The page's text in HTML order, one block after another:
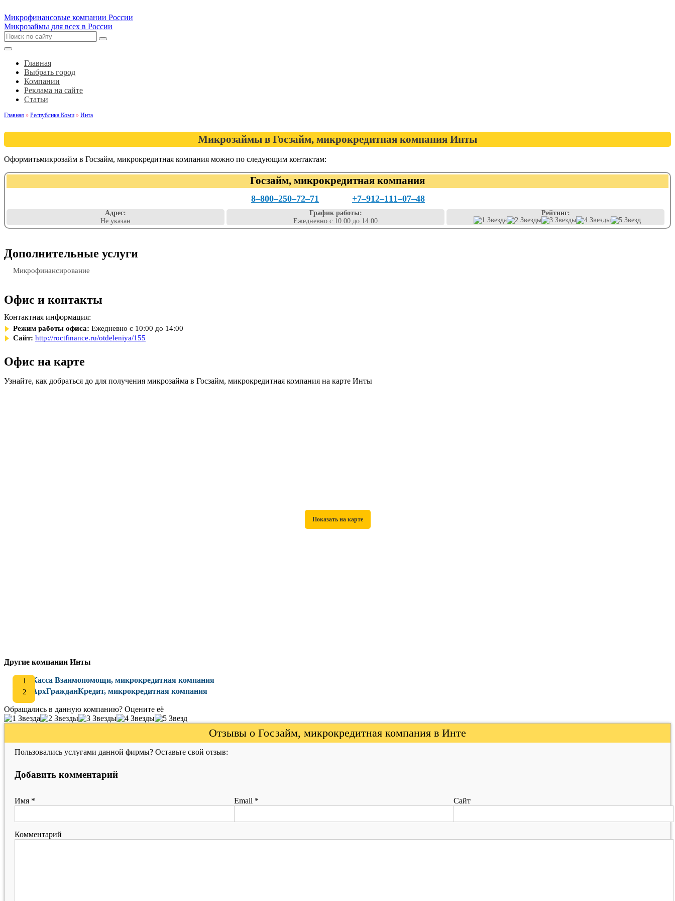
Микрофинансовые компании России
Микрозаймы для всех в России
Главная
Выбрать город
Компании
Реклама на сайте
Статьи
Главная » Республика Коми » Инта
Микрозаймы в Госзайм, микрокредитная компания Инты
Оформитьмикрозайм в Госзайм, микрокредитная компания можно по следующим контактам:
Госзайм, микрокредитная компания
8‒800‒250‒72‒71 +7‒912‒111‒07‒48
Адрес:
Не указан
График работы:
Ежедневно с 10:00 до 14:00
Рейтинг:
Дополнительные услуги
Микрофинансирование
Офис и контакты
Контактная информация:
Режим работы офиса: Ежедневно с 10:00 до 14:00
Сайт: http://roctfinance.ru/otdeleniya/155
Офис на карте
Узнайте, как добраться до для получения микрозайма в Госзайм, микрокредитная компания на карте Инты
Другие компании Инты
Касса Взаимопомощи, микрокредитная компания
АрхГражданКредит, микрокредитная компания
Обращались в данную компанию? Оцените её
Отзывы о Госзайм, микрокредитная компания в Инте
Пользовались услугами данной фирмы? Оставьте свой отзыв:
Добавить комментарий
Имя * Email * Сайт
Комментарий